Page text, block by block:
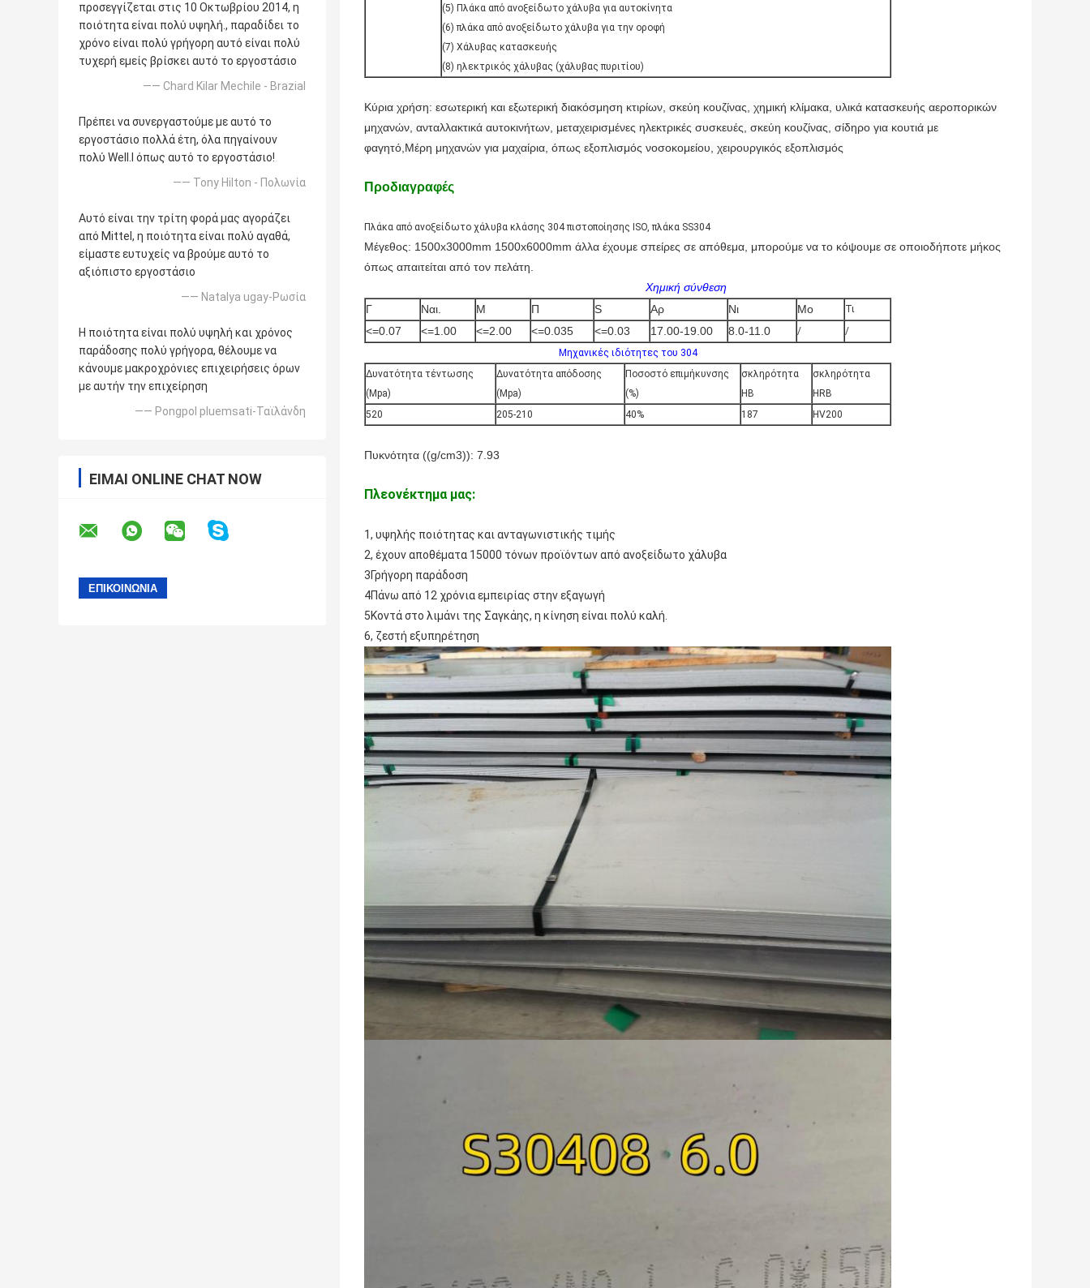
προσεγγίζεται στις 10 Οκτωβρίου 2014, η
ποιότητα είναι πολύ υψηλή., παραδίδει το
χρόνο είναι πολύ γρήγορη αυτό είναι πολύ
τυχερή εμείς βρίσκει αυτό το εργοστάσιο
—— Chard Kilar Mechile - Brazial
Πρέπει να συνεργαστούμε με αυτό το
εργοστάσιο πολλά έτη, όλα πηγαίνουν
πολύ Well.l όπως αυτό το εργοστάσιο!
—— Tony Hilton - Πολωνία
Αυτό είναι την τρίτη φορά μας αγοράζει
από Mittel, η ποιότητα είναι πολύ αγαθά,
είμαστε ευτυχείς να βρούμε αυτό το
αξιόπιστο εργοστάσιο
—— Natalya ugay-Ρωσία
Η ποιότητα είναι πολύ υψηλή και χρόνος
παράδοσης πολύ γρήγορα, θέλουμε να
κάνουμε μακροχρόνιες επιχειρήσεις όρων
με αυτήν την επιχείρηση
—— Pongpol pluemsati-Ταϊλάνδη
ΕΊΜΑΙ ONLINE CHAT NOW
(5) Πλάκα από ανοξείδωτο χάλυβα για αυτοκίνητα
(6) πλάκα από ανοξείδωτο χάλυβα για την οροφή
(7) Χάλυβας κατασκευής
(8) ηλεκτρικός χάλυβας (χάλυβας πυριτίου)
Κύρια χρήση: εσωτερική και εξωτερική διακόσμηση κτιρίων, σκεύη κουζίνας, χημική κλίμακα, υλικά κατασκευής αεροπορικών
μηχανών, ανταλλακτικά αυτοκινήτων, μεταχειρισμένες ηλεκτρικές συσκευές, σκεύη κουζίνας, σίδηρο για κουτιά με
φαγητό,Μέρη μηχανών για μαχαίρια, όπως εξοπλισμός νοσοκομείου, χειρουργικός εξοπλισμός
Προδιαγραφές
Πλάκα από ανοξείδωτο χάλυβα κλάσης 304 πιστοποίησης ISO, πλάκα SS304
Μέγεθος: 1500x3000mm 1500x6000mm άλλα έχουμε σπείρες σε απόθεμα, μπορούμε να το κόψουμε σε οποιοδήποτε μήκος
όπως απαιτείται από τον πελάτη.
Χημική σύνθεση
Γ
Ναι. Μ Π S Αρ Νι Μo Τι
<=0.07 <=1.00 <=2.00 <=0.035 <=0.03 17.00-19.00 8.0-11.0 /
/
Μηχανικές ιδιότητες του 304
Δυνατότητα τέντωσης
(Mpa)
Δυνατότητα απόδοσης
(Mpa)
Ποσοστό επιμήκυνσης
(%)
σκληρότητα
HB
σκληρότητα
HRB
520
205-210 40% 187 HV200
Πυκνότητα ((g/cm3)): 7.93
Πλεονέκτημα μας:
1, υψηλής ποιότητας και ανταγωνιστικής τιμής
2, έχουν αποθέματα 15000 τόνων προϊόντων από ανοξείδωτο χάλυβα
3Γρήγορη παράδοση
4Πάνω από 12 χρόνια εμπειρίας στην εξαγωγή
5Κοντά στο λιμάνι της Σαγκάης, η κίνηση είναι πολύ καλή.
6, ζεστή εξυπηρέτηση